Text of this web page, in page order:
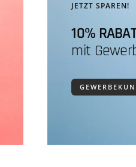
JETZT SPAREN!
10%
mit